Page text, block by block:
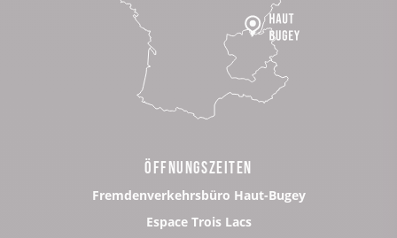
ÖFFNUNGSZEITEN
Fremdenverkehrsbüro Haut-Bugey
Espace Trois Lacs